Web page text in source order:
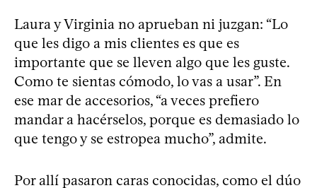
Laura y Virginia no aprueban ni juzgan: “Lo
que les digo a mis clientes es que es
importante que se lleven algo que les guste.
Como te sientas cómodo, lo vas a usar”. En
ese mar de accesorios, “a veces prefiero
mandar a hacérselos, porque es demasiado lo
que tengo y se estropea mucho”, admite.
Por allí pasaron caras conocidas, como el dúo